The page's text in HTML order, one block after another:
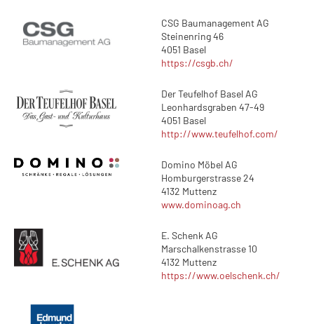
CSG Baumanagement AG
Steinenring 46
4051 Basel
https://csgb.ch/
Der Teufelhof Basel AG
Leonhardsgraben 47-49
4051 Basel
http://www.teufelhof.com/
Domino Möbel AG
Homburgerstrasse 24
4132 Muttenz
www.dominoag.ch
E. Schenk AG
Marschalkenstrasse 10
4132 Muttenz
https://www.oelschenk.ch/